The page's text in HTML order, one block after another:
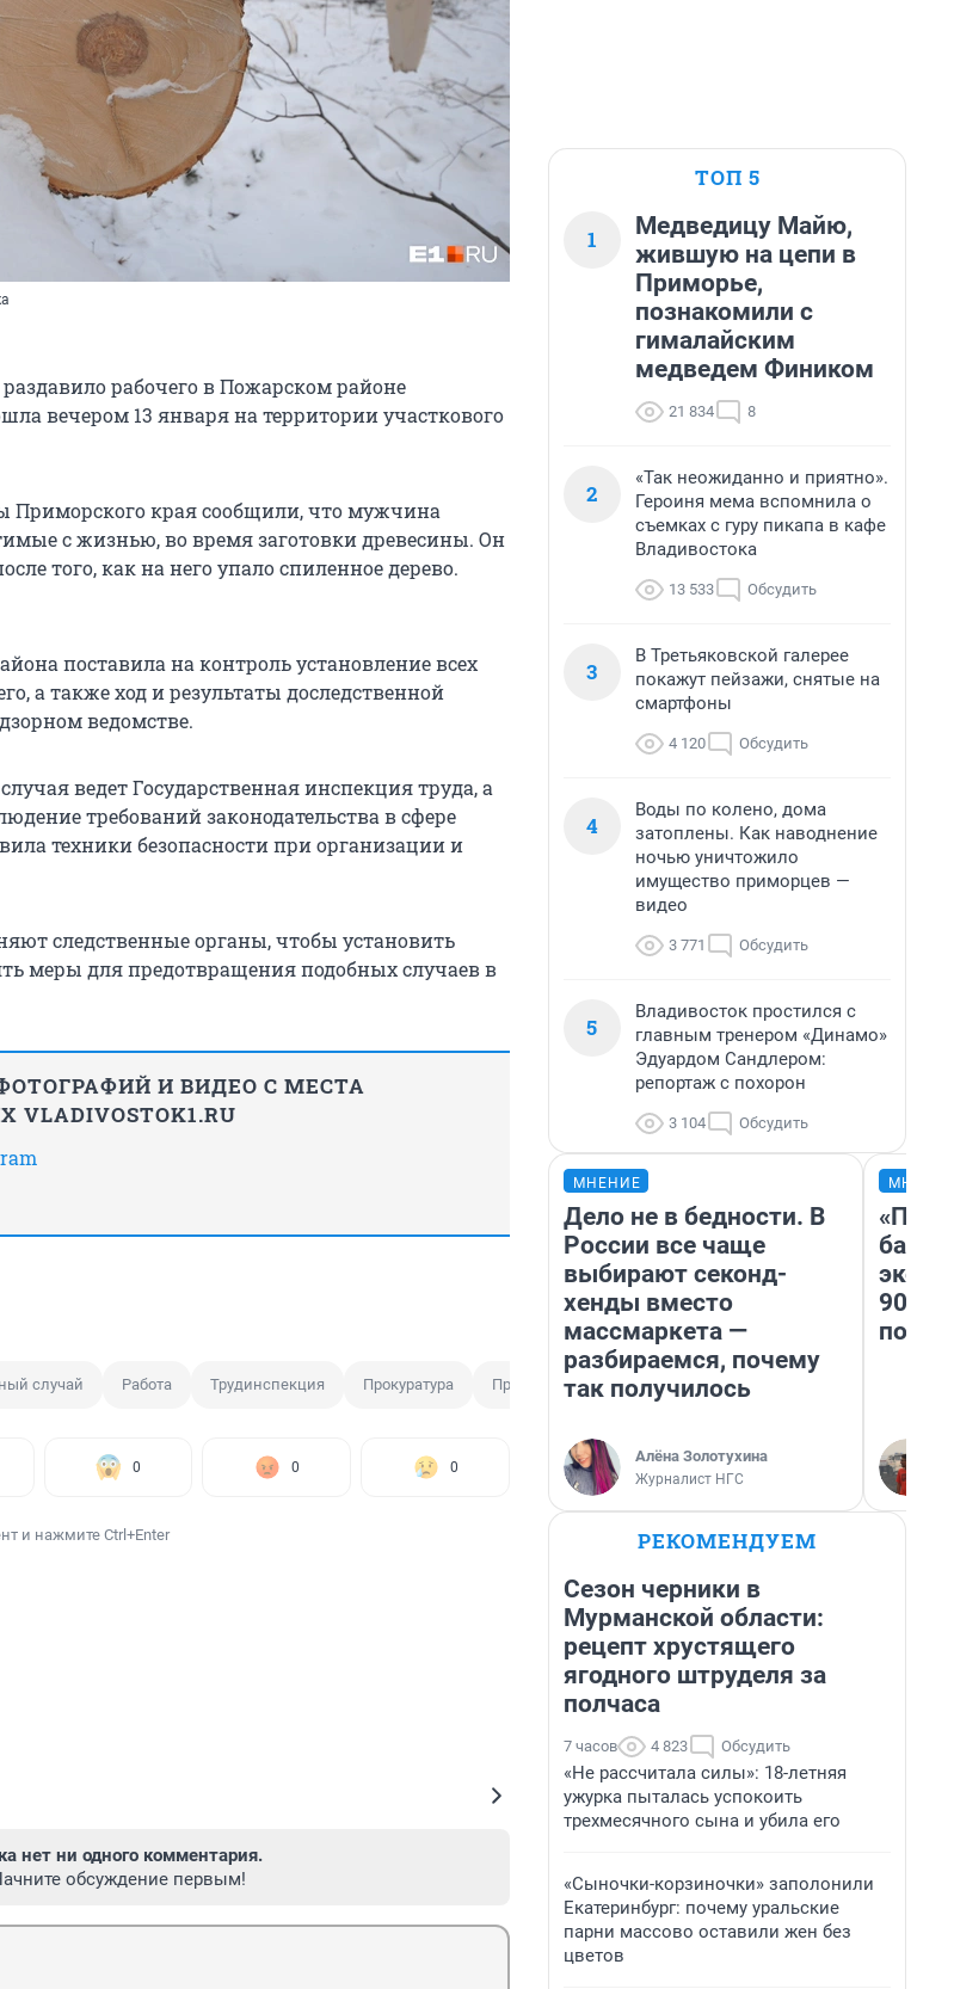
рабочего в Пожарском районе
вечером 13 января на территории участкового
Приморского края сообщили, что мужчина
с жизнью, во время заготовки древесины. Он
того, как на него упало спиленное дерево.
поставила на контроль установление всех
а также ход и результаты доследственной
ведомстве.
ведет Государственная инспекция труда, а
требований законодательства в сфере
техники безопасности при организации и
следственные органы, чтобы установить
меры для предотвращения подобных случаев в
И ВИДЕО С МЕСТА
случай Работа Трудинспекция Прокуратура Приморье Пожарский округ
0 0 0
и нажмите Ctrl+Enter
нет ни одного комментария.
обсуждение первым!
ТОП 5
1
Медведицу Майю,
жившую на цепи в
Приморье,
познакомили с
гималайским
медведем Фиником
21 834 8
2
«Так неожиданно и приятно».
Героиня мема вспомнила о
съемках с гуру пикапа в кафе
Владивостока
13 533 Обсудить
3
В Третьяковской галерее
покажут пейзажи, снятые на
смартфоны
4 120 Обсудить
4
Воды по колено, дома
затоплены. Как наводнение
ночью уничтожило
имущество приморцев —
видео
3 771 Обсудить
5
Владивосток простился с
главным тренером «Динамо»
Эдуардом Сандлером:
репортаж с похорон
3 104 Обсудить
МНЕНИЕ
Дело не в бедности. В
России все чаще
выбирают секонд-
хенды вместо
массмаркета —
разбираемся, почему
так получилось
Алёна Золотухина
Журналист НГС
90-х
РЕКОМЕНДУЕМ
Сезон черники в
Мурманской области:
рецепт хрустящего
ягодного штруделя за
полчаса
7 часов 4 823 Обсудить
«Не рассчитала силы»: 18-летняя
ужурка пыталась успокоить
трехмесячного сына и убила его
«Сыночки-корзиночки» заполонили
Екатеринбург: почему уральские
парни массово оставили жен без
цветов